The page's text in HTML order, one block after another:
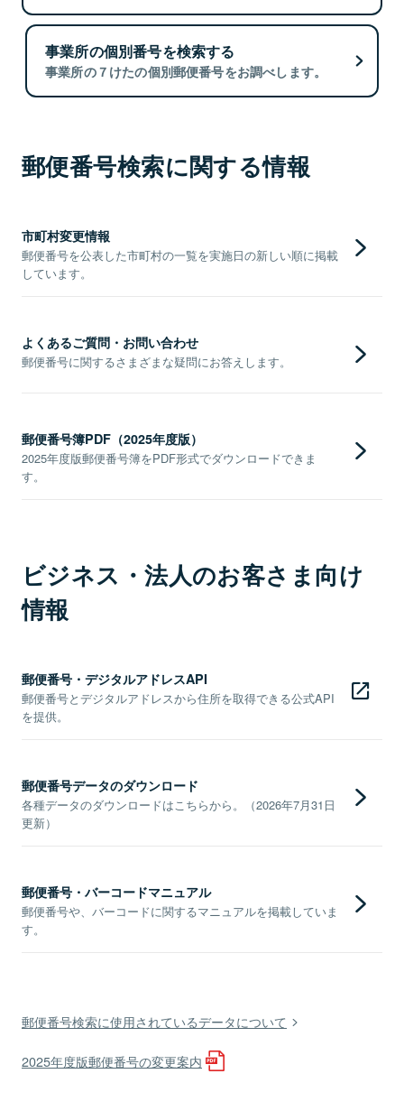
事業所の個別番号を検索する
事業所の７けたの個別郵便番号をお調べします。
郵便番号検索に関する情報
市町村変更情報
郵便番号を公表した市町村の一覧を実施日の新しい順に掲載
しています。
よくあるご質問・お問い合わせ
郵便番号に関するさまざまな疑問にお答えします。
郵便番号簿PDF（2025年度版）
2025年度版郵便番号簿をPDF形式でダウンロードできま
す。
ビジネス・法人のお客さま向け
情報
郵便番号・デジタルアドレスAPI
郵便番号とデジタルアドレスから住所を取得できる公式API
を提供。
郵便番号データのダウンロード
各種データのダウンロードはこちらから。（2026年7月31日
更新）
郵便番号・バーコードマニュアル
郵便番号や、バーコードに関するマニュアルを掲載していま
す。
郵便番号検索に使用されているデータについて
2025年度版郵便番号の変更案内